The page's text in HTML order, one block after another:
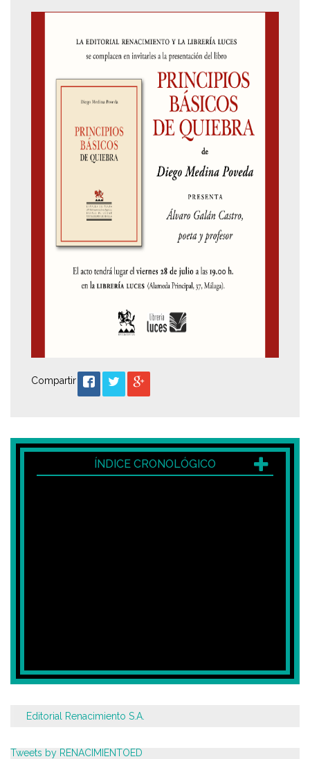
Compartir
ÍNDICE CRONOLÓGICO
Editorial Renacimiento S.A.
Tweets by RENACIMIENTOED